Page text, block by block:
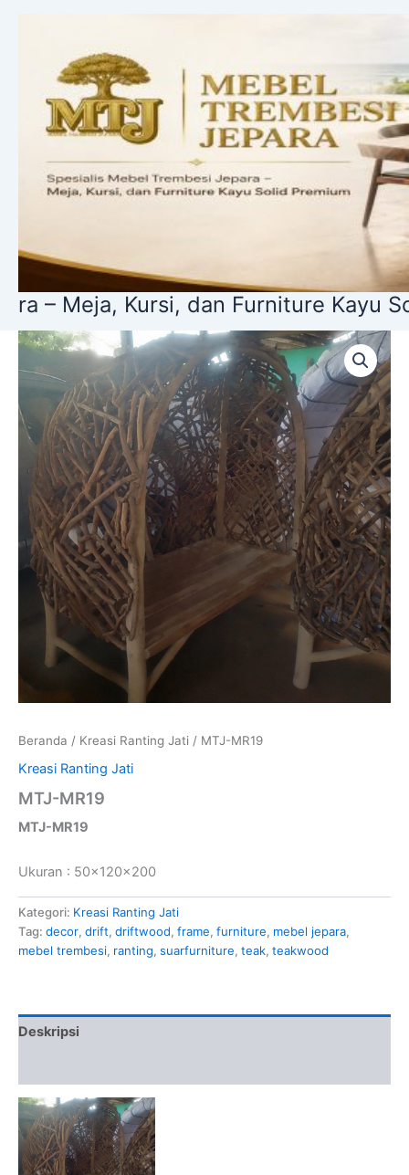
Kursi, dan Furniture Kayu Solid
Beranda / Kreasi Ranting Jati / MTJ-MR19
Kreasi Ranting Jati
MTJ-MR19
MTJ-MR19
Ukuran : 50x120x200
Kategori: Kreasi Ranting Jati
Tag: decor, drift, driftwood, frame, furniture, mebel jepara,
mebel trembesi, ranting, suarfurniture, teak, teakwood
Deskripsi